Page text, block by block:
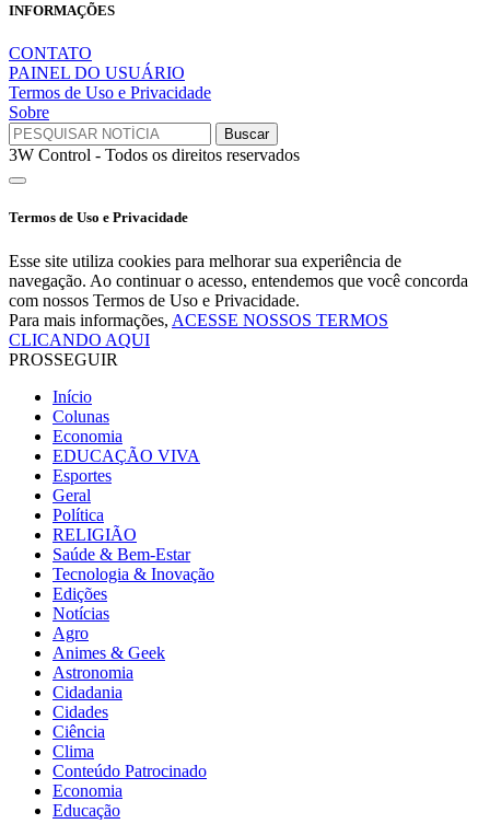
INFORMAÇÕES
CONTATO
PAINEL DO USUÁRIO
Termos de Uso e Privacidade
Sobre
3W Control - Todos os direitos reservados
Termos de Uso e Privacidade
Esse site utiliza cookies para melhorar sua experiência de
navegação. Ao continuar o acesso, entendemos que você concorda
com nossos Termos de Uso e Privacidade.
Para mais informações, ACESSE NOSSOS TERMOS
CLICANDO AQUI
PROSSEGUIR
Início
Colunas
Economia
EDUCAÇÃO VIVA
Esportes
Geral
Política
RELIGIÃO
Saúde & Bem-Estar
Tecnologia & Inovação
Edições
Notícias
Agro
Animes & Geek
Astronomia
Cidadania
Cidades
Ciência
Clima
Conteúdo Patrocinado
Economia
Educação